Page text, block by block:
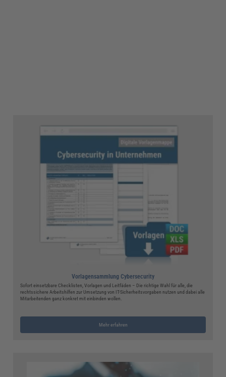
Vorlagensammlung Cybersecurity
Sofort einsetzbare Checklisten, Vorlagen und Leitfäden – Die richtige Wahl für alle, die
rechtssichere Arbeitshilfen zur Umsetzung von IT-Sicherheitsvorgaben nutzen und dabei alle
Mitarbeitenden ganz konkret mit einbinden wollen.
Mehr erfahren